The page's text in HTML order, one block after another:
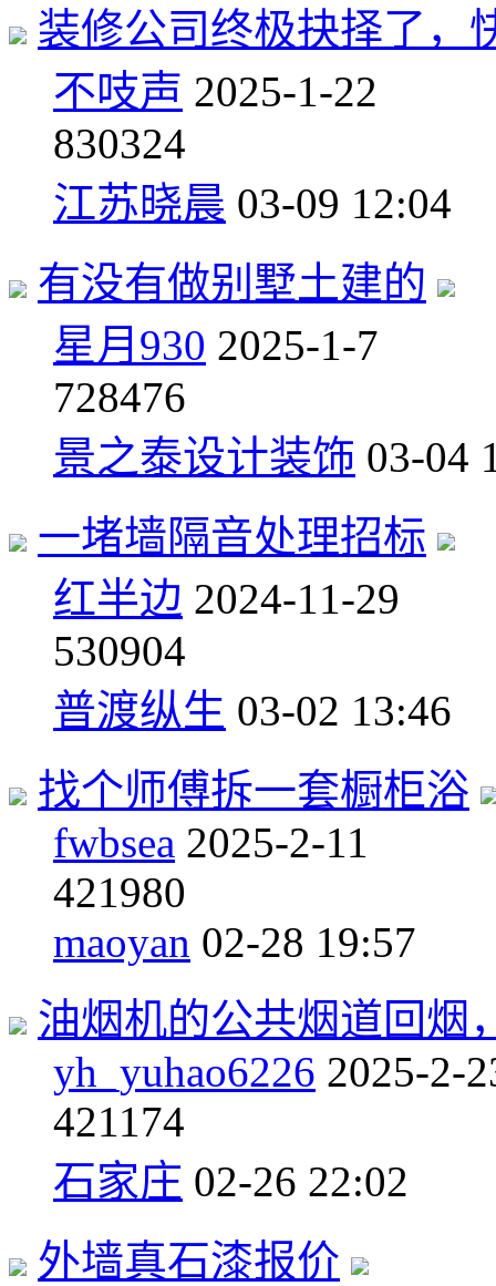
装修公司终极抉择了，
不吱声 2025-1-22
830324
江苏晓晨 03-09 12:04
有没有做别墅土建的
星月930 2025-1-7
728476
景之泰设计装饰 03-04
一堵墙隔音处理招标
红半边 2024-11-29
530904
普渡纵生 03-02 13:46
找个师傅拆一套橱柜浴
fwbsea 2025-2-11
421980
maoyan 02-28 19:57
油烟机的公共烟道回烟
yh_yuhao6226 2025-2-
421174
石家庄 02-26 22:02
外墙真石漆报价